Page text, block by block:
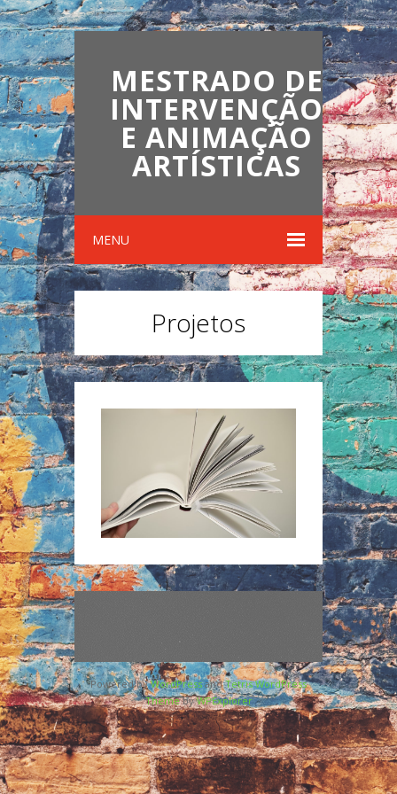
MESTRADO DE
INTERVENÇÃO
E ANIMAÇÃO
ARTÍSTICAS
MENU
Projetos
Powered byWordPressandTetris WordPress
ThemebyWPExplorer